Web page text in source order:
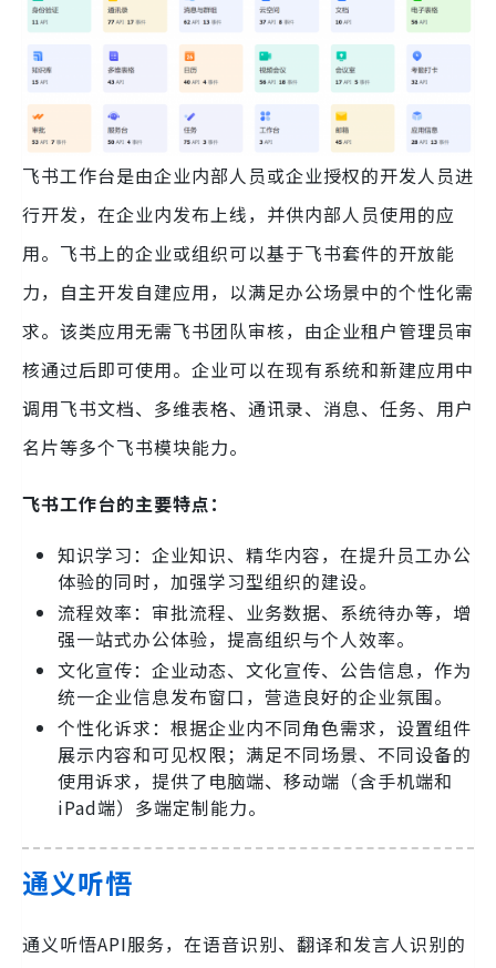
飞书工作台是由企业内部人员或企业授权的开发人员进
行开发，在企业内发布上线，并供内部人员使用的应
用。飞书上的企业或组织可以基于飞书套件的开放能
力，自主开发自建应用，以满足办公场景中的个性化需
求。该类应用无需飞书团队审核，由企业租户管理员审
核通过后即可使用。企业可以在现有系统和新建应用中
调用飞书文档、多维表格、通讯录、消息、任务、用户
名片等多个飞书模块能力。
飞书工作台的主要特点：
知识学习：企业知识、精华内容，在提升员工办公
体验的同时，加强学习型组织的建设。
流程效率：审批流程、业务数据、系统待办等，增
强一站式办公体验，提高组织与个人效率。
文化宣传：企业动态、文化宣传、公告信息，作为
统一企业信息发布窗口，营造良好的企业氛围。
个性化诉求：根据企业内不同角色需求，设置组件
展示内容和可见权限；满足不同场景、不同设备的
使用诉求，提供了电脑端、移动端（含手机端和
iPad端）多端定制能力。
通义听悟
通义听悟API服务，在语音识别、翻译和发言人识别的